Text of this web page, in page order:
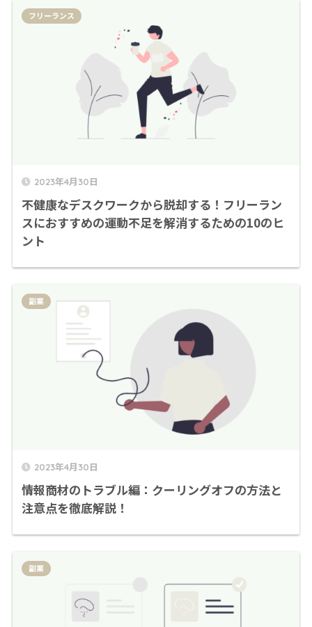
2023年4月30日
不健康なデスクワークから脱却する！フリーラン
スにおすすめの運動不足を解消するための10のヒ
ント
フリーランス
2023年4月30日
情報商材のトラブル編：クーリングオフの方法と
注意点を徹底解説！
副業
副業